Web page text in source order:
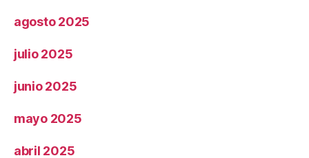
agosto 2025
julio 2025
junio 2025
mayo 2025
abril 2025